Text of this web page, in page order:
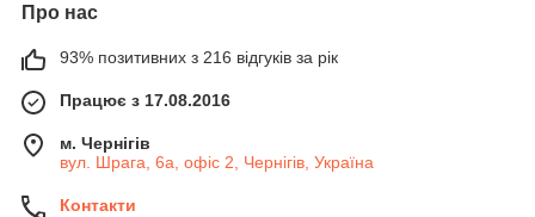
Про нас
93% позитивних з 216 відгуків за рік
Працює з 17.08.2016
м. Чернігів
вул. Шрага, 6а, офіс 2, Чернігів, Україна
Контакти